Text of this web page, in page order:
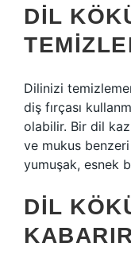
DIL
Dilinizi
diş fırçası
olabilir. Bir dil
ve mukus
yumuşak, esnek
DIL